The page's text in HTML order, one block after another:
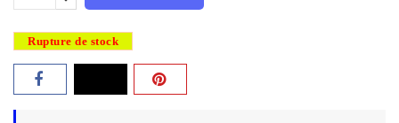
Rupture de stock